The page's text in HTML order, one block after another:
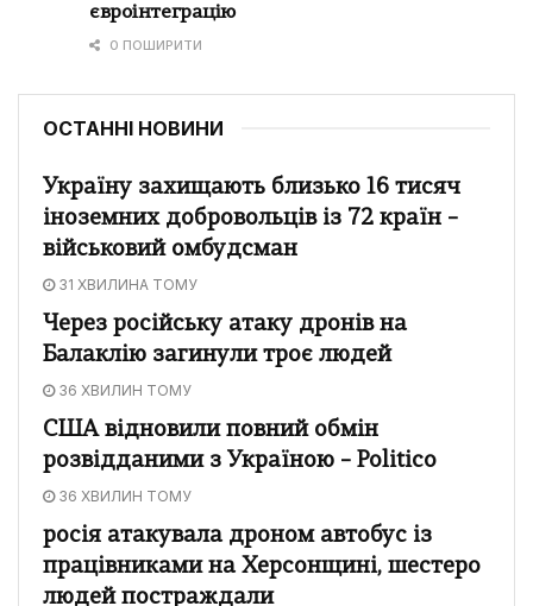
євроінтеграцію
0 ПОШИРИТИ
ОСТАННІ НОВИНИ
Україну захищають близько 16 тисяч
іноземних добровольців із 72 країн –
військовий омбудсман
31 ХВИЛИНА ТОМУ
Через російську атаку дронів на
Балаклію загинули троє людей
36 ХВИЛИН ТОМУ
США відновили повний обмін
розвідданими з Україною – Politico
36 ХВИЛИН ТОМУ
росія атакувала дроном автобус із
працівниками на Херсонщині, шестеро
людей постраждали